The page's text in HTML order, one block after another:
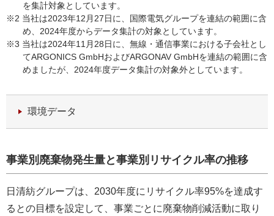
を集計対象としています。
※2 当社は2023年12月27日に、国際電気グループを連結の範囲に含
め、2024年度からデータ集計の対象としています。
※3 当社は2024年11月28日に、無線・通信事業における子会社とし
てARGONICS GmbHおよびARGONAV GmbHを連結の範囲に含
めましたが、2024年度データ集計の対象外としています。
環境データ
事業別廃棄物発生量と事業別リサイクル率の推移
日清紡グループは、2030年度にリサイクル率95%を達成す
るとの目標を設定して、事業ごとに廃棄物削減活動に取り